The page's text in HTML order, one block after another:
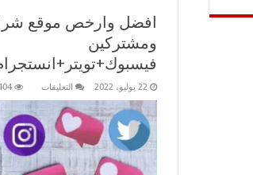
افضل وارخص موقع
ومشتركين
22 يوليو، 2022 التعليقات
وارخص
موقع
شراء
متابعين
ومشتركين
مغلقة